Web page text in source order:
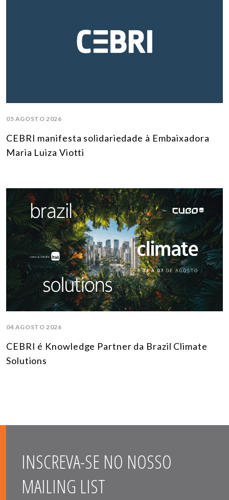
05 AGOSTO 2026
CEBRI manifesta solidariedade à Embaixadora
Maria Luiza Viotti
04 AGOSTO 2026
CEBRI é Knowledge Partner da Brazil Climate
Solutions
INSCREVA-SE NO NOSSO
MAILING LIST